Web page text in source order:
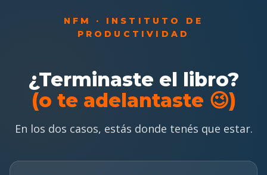
NFM · INSTITUTO DE
PRODUCTIVIDAD
¿Terminaste el libro?
(o te adelantaste 😉)
En los dos casos, estás donde tenés que estar.